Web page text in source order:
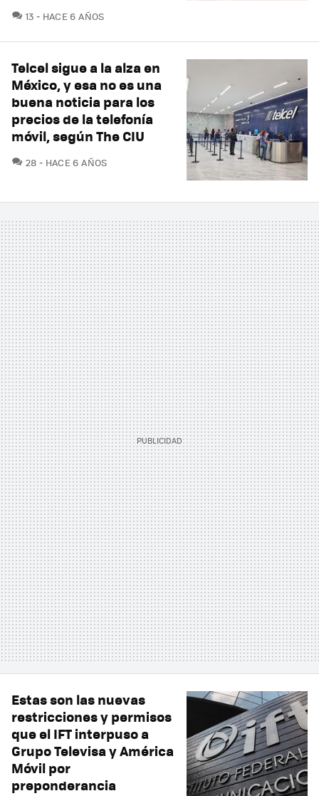
13 COMENTARIOS
HACE 6 AÑOS
Telcel sigue a la alza en
México, y esa no es una
buena noticia para los
precios de la telefonía
móvil, según The CIU
28 COMENTARIOS
HACE 6 AÑOS
Estas son las nuevas
restricciones y permisos
que el IFT interpuso a
Grupo Televisa y América
Móvil por
preponderancia